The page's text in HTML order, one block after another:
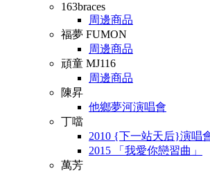
163braces
周邊商品
福夢 FUMON
周邊商品
頑童 MJ116
周邊商品
陳昇
他鄉夢河演唱會
丁噹
2010 {下一站天后}演唱
2015 「我愛你戀習曲」
萬芳